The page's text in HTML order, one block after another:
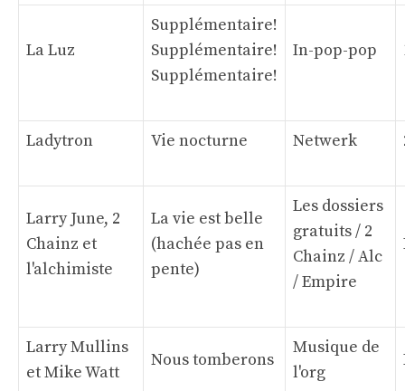
La Luz
Supplémentaire!
Supplémentaire!
Supplémentaire!
In-pop-pop
Ladytron Vie nocturne Netwerk
Larry June, 2
Chainz et
l'alchimiste
La vie est belle
(hachée pas en
pente)
Les dossiers
gratuits / 2
Chainz / Alc
/ Empire
Larry Mullins
et Mike Watt
Nous tomberons
Musique de
l'org